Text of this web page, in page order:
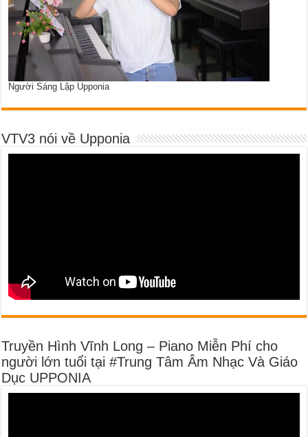
Người Sáng Lập Upponia
VTV3 nói về Upponia
Truyền Hình Vĩnh Long – Piano Miễn Phí cho
người lớn tuổi tại #Trung Tâm Âm Nhạc Và Giáo
Dục UPPONIA